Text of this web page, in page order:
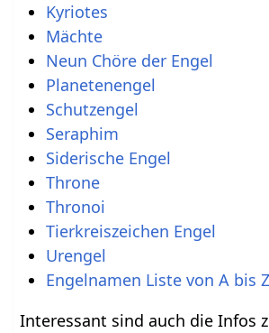
Kyriotes
Mächte
Neun Chöre der Engel
Planetenengel
Schutzengel
Seraphim
Siderische Engel
Throne
Thronoi
Tierkreiszeichen Engel
Urengel
Engelnamen Liste von A bis Z
Interessant sind auch die Infos